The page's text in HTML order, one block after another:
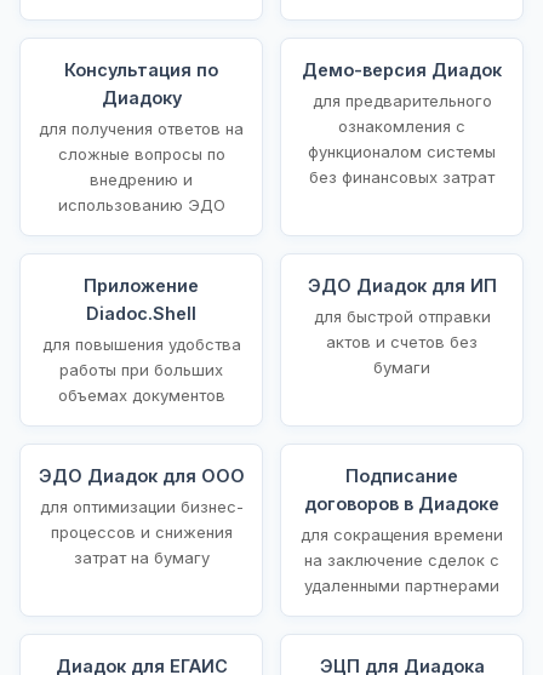
Консультация по
Диадоку
для получения ответов на
сложные вопросы по
внедрению и
использованию ЭДО
Демо-версия Диадок
для предварительного
ознакомления с
функционалом системы
без финансовых затрат
Приложение
Diadoc.Shell
для повышения удобства
работы при больших
объемах документов
ЭДО Диадок для ИП
для быстрой отправки
актов и счетов без
бумаги
ЭДО Диадок для ООО
для оптимизации бизнес-
процессов и снижения
затрат на бумагу
Подписание
договоров в Диадоке
для сокращения времени
на заключение сделок с
удаленными партнерами
Диадок для ЕГАИС ЭЦП для Диадока